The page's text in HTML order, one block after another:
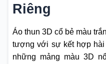
Riêng
Áo thun 3D cổ bẻ màu
tượng với sự kết hợp hài
những mảng màu 3D